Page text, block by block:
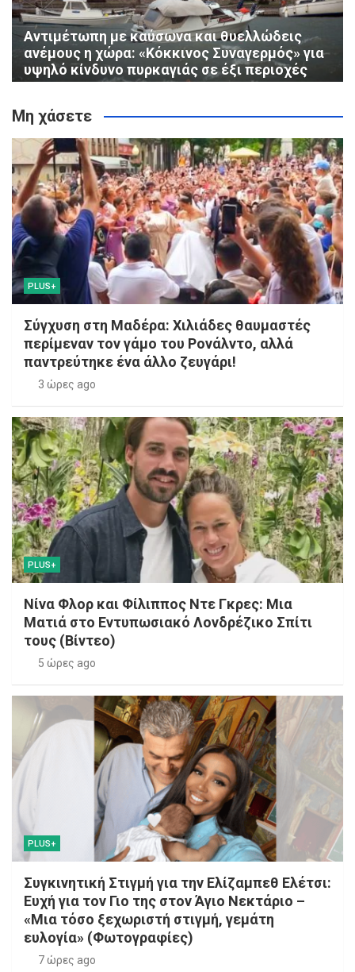
Αντιμέτωπη με καύσωνα και θυελλώδεις
ανέμους η χώρα: «Κόκκινος Συναγερμός» για
υψηλό κίνδυνο πυρκαγιάς σε έξι περιοχές
Μη χάσετε
PLUS+
Σύγχυση στη Μαδέρα: Χιλιάδες θαυμαστές
περίμεναν τον γάμο του Ρονάλντο, αλλά
παντρεύτηκε ένα άλλο ζευγάρι!
3 ώρες ago
PLUS+
Νίνα Φλορ και Φίλιππος Ντε Γκρες: Μια
Ματιά στο Εντυπωσιακό Λονδρέζικο Σπίτι
τους (Βίντεο)
5 ώρες ago
PLUS+
Συγκινητική Στιγμή για την Ελίζαμπεθ Ελέτσι:
Ευχή για τον Γιο της στον Άγιο Νεκτάριο –
«Μια τόσο ξεχωριστή στιγμή, γεμάτη
ευλογία» (Φωτογραφίες)
7 ώρες ago